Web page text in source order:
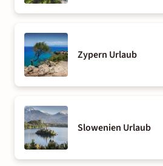
Zypern Urlaub
Slowenien Urlaub